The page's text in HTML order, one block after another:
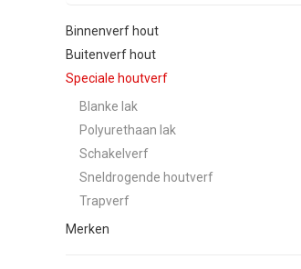
Binnenverf hout
Buitenverf hout
Speciale houtverf
Blanke lak
Polyurethaan lak
Schakelverf
Sneldrogende houtverf
Trapverf
Merken